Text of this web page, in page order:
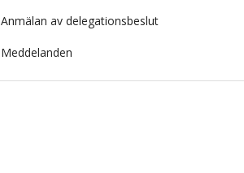
Anmälan av delegationsbeslut
Meddelanden